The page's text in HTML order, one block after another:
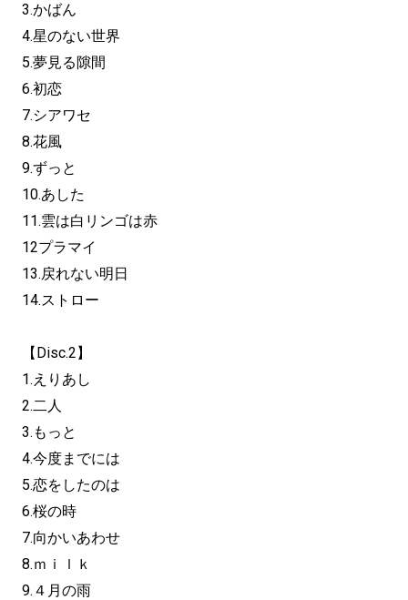
3.かばん
4.星のない世界
5.夢見る隙間
6.初恋
7.シアワセ
8.花風
9.ずっと
10.あした
11.雲は白リンゴは赤
12プラマイ
13.戻れない明日
14.ストロー
【Disc.2】
1.えりあし
2.二人
3.もっと
4.今度までには
5.恋をしたのは
6.桜の時
7.向かいあわせ
8.ｍｉｌｋ
9.４月の雨